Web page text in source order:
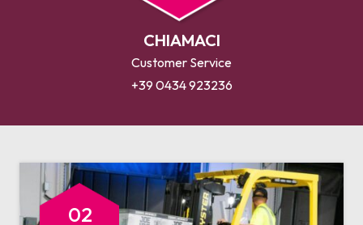
CHIAMACI
Customer Service
+39 0434 923236
02